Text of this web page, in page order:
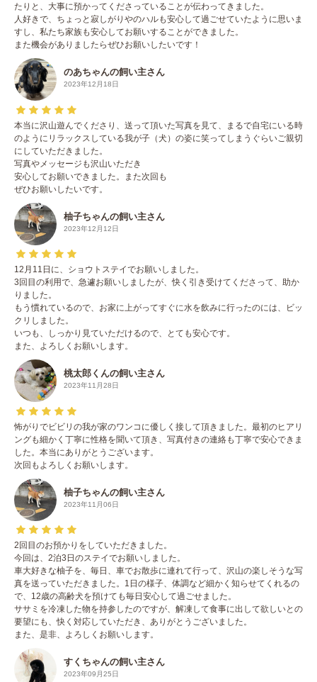
たりと、大事に預かってくださっていることが伝わってきました。
人好きで、ちょっと寂しがりやのハルも安心して過ごせていたように思いま
すし、私たち家族も安心してお願いすることができました。
また機会がありましたらぜひお願いしたいです！
のあちゃんの飼い主さん
2023年12月18日
本当に沢山遊んでくださり、送って頂いた写真を見て、まるで自宅にいる時
のようにリラックスしている我が子（犬）の姿に笑ってしまうぐらいご親切
にしていただきました。
写真やメッセージも沢山いただき
安心してお願いできました。また次回も
ぜひお願いしたいです。
柚子ちゃんの飼い主さん
2023年12月12日
12月11日に、ショウトステイでお願いしました。
3回目の利用で、急遽お願いしましたが、快く引き受けてくださって、助か
りました。
もう慣れているので、お家に上がってすぐに水を飲みに行ったのには、ビッ
クリしました。
いつも、しっかり見ていただけるので、とても安心です。
また、よろしくお願いします。
桃太郎くんの飼い主さん
2023年11月28日
怖がりでビビリの我が家のワンコに優しく接して頂きました。最初のヒアリ
ングも細かく丁寧に性格を聞いて頂き、写真付きの連絡も丁寧で安心できま
した。本当にありがとうございます。
次回もよろしくお願いします。
柚子ちゃんの飼い主さん
2023年11月06日
2回目のお預かりをしていただきました。
今回は、2泊3日のステイでお願いしました。
車大好きな柚子を、毎日、車でお散歩に連れて行って、沢山の楽しそうな写
真を送っていただきました。1日の様子、体調など細かく知らせてくれるの
で、12歳の高齢犬を預けても毎日安心して過ごせました。
ササミを冷凍した物を持参したのですが、解凍して食事に出して欲しいとの
要望にも、快く対応していただき、ありがとうございました。
また、是非、よろしくお願いします。
すくちゃんの飼い主さん
2023年09月25日